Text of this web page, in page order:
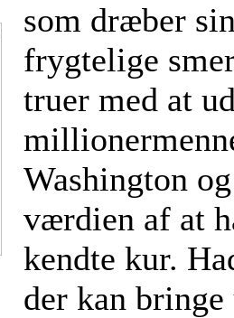
som dræber
frygtelige
truer med at
Washington
værdien af at
kendte kur.
der kan